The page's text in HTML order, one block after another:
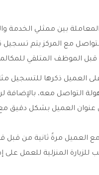
بين ممثلي الخدمة
مع المركز يتم
الموظف المتلقي
على العميل ذكرها
التواصل معه، بالإضافة
عنوان العميل بشكل دقيق
العميل مرةً ثانية من قبل
للزيارة المنزلية للعمل